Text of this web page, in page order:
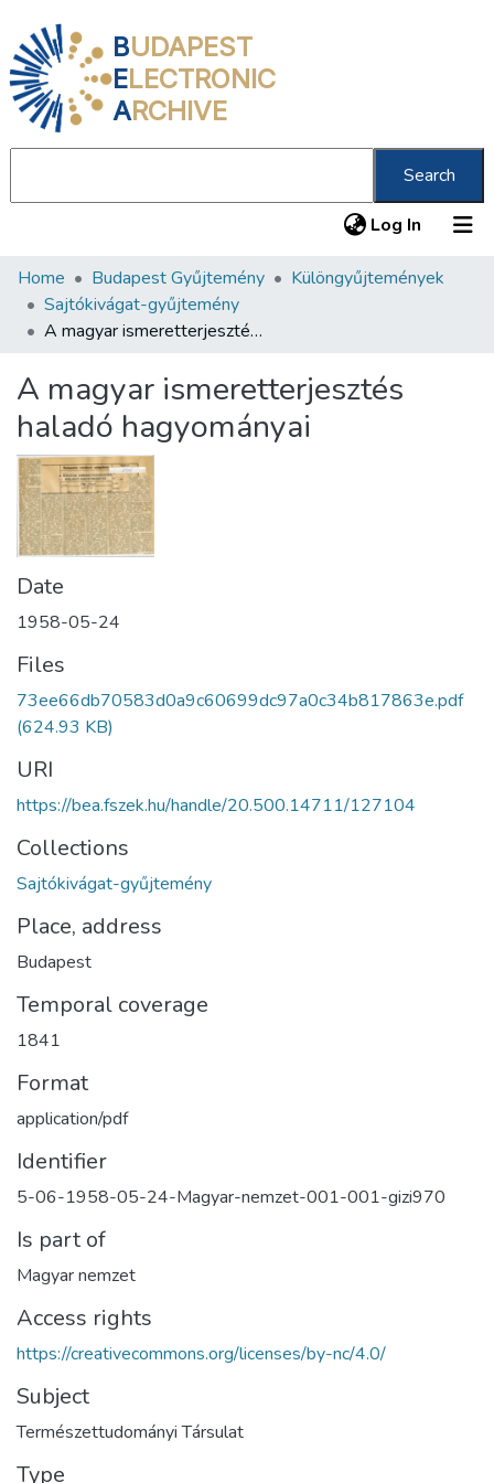
BUDAPEST
ELECTRONIC
ARCHIVE
Search
Log In (current)
Communities & Collections
All of DSpace
About us
Home Budapest Gyűjtemény
Különgyűjtemények
Sajtókivágat-gyűjtemény
A magyar ismeretterjesztés haladó hagyományai
A magyar ismeretterjesztés
haladó hagyományai
Date
1958-05-24
Files
73ee66db70583d0a9c60699dc97a0c34b817863e.pdf
(624.93 KB)
URI
https://bea.fszek.hu/handle/20.500.14711/127104
Collections
Sajtókivágat-gyűjtemény
Place, address
Budapest
Temporal coverage
1841
Format
application/pdf
Identifier
5-06-1958-05-24-Magyar-nemzet-001-001-gizi970
Is part of
Magyar nemzet
Access rights
https://creativecommons.org/licenses/by-nc/4.0/
Subject
Természettudományi Társulat
Type